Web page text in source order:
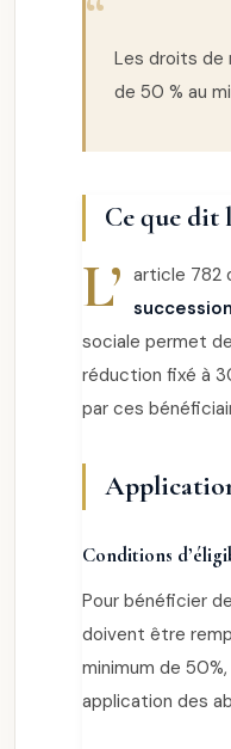
Les droits de
de 50 % au
Ce que dit
L’ article 782
sociale permet
réduction fixé à
par ces
Conditions
Pour bénéficier
doivent être
minimum de
application des